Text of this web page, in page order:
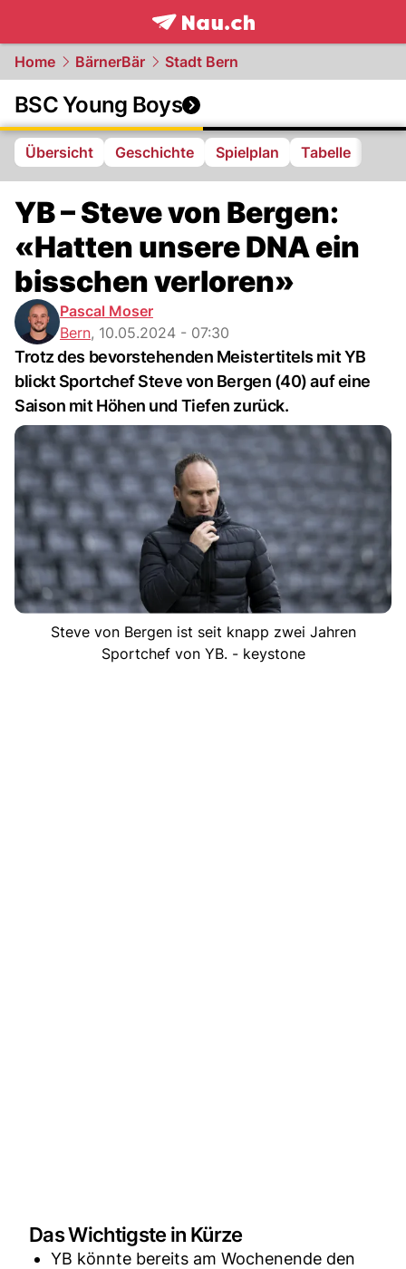
frontpage.NAU.ch
Home BärnerBär Stadt Bern
BSC Young Boys
Übersicht Geschichte Spielplan Tabelle
YB – Steve von Bergen:
«Hatten unsere DNA ein
bisschen verloren»
Pascal Moser
Bern, 10.05.2024 - 07:30
Trotz des bevorstehenden Meistertitels mit YB
blickt Sportchef Steve von Bergen (40) auf eine
Saison mit Höhen und Tiefen zurück.
Steve von Bergen ist seit knapp zwei Jahren
Sportchef von YB. - keystone
Das Wichtigste in Kürze
YB könnte bereits am Wochenende den